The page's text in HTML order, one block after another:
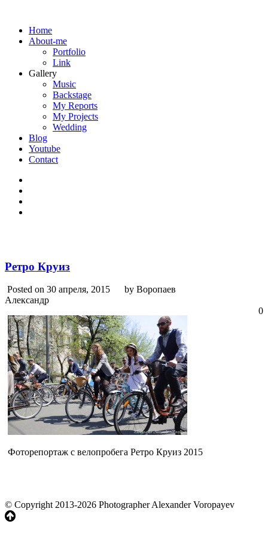
Home
About-me
Portfolio
Link
Gallery
Music
Backstage
My Reports
My Projects
Wedding
Blog
Youtube
Contact
Ретро Круиз
Posted on 30 апреля, 2015
by Воропаев
Александр
0
Фоторепортаж с велопробега Ретро Круиз 2015
© Copyright 2013-2026 Photographer Alexander Voropayev